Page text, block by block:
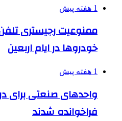
1 هفته پیش
ممنوعیت رجیستری
خودروها در ایام اربعین
1 هفته پیش
واحدهای صنعتی برای
فراخوانده شدند